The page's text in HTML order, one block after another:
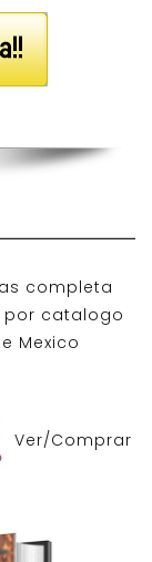
completa
por catalogo
Mexico
Ver/Comprar